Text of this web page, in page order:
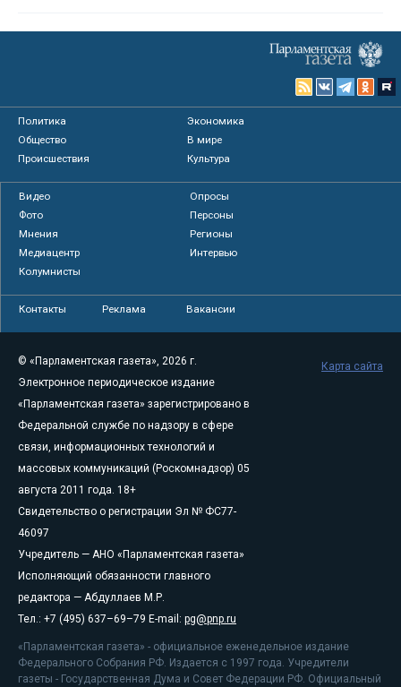
Политика
Экономика
Общество
В мире
Происшествия
Культура
Видео
Опросы
Фото
Персоны
Мнения
Регионы
Медиацентр
Интервью
Колумнисты
Контакты Реклама Вакансии
© «Парламентская газета», 2026 г.
Электронное периодическое издание
«Парламентская газета» зарегистрировано в
Федеральной службе по надзору в сфере
связи, информационных технологий и
массовых коммуникаций (Роскомнадзор) 05
августа 2011 года. 18+
Свидетельство о регистрации Эл № ФС77-
46097
Учредитель — АНО «Парламентская газета»
Исполняющий обязанности главного
редактора — Абдуллаев М.Р.
Тел.: +7 (495) 637–69–79 E-mail: pg@pnp.ru
«Парламентская газета» - официальное еженедельное издание
Федерального Собрания РФ. Издается с 1997 года. Учредители
газеты - Государственная Дума и Совет Федерации РФ. Официальный
Карта сайта